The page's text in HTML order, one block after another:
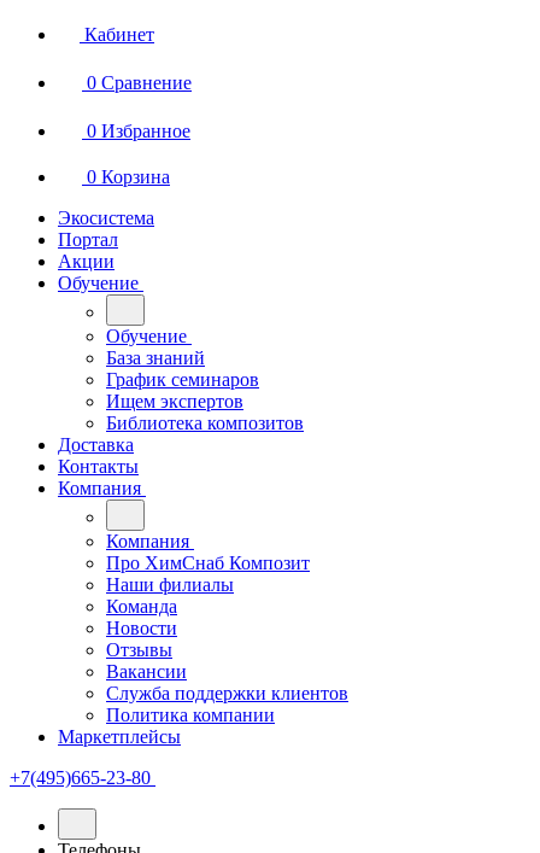
Кабинет
0 Сравнение
0 Избранное
0 Корзина
Экосистема
Портал
Акции
Обучение
Обучение
База знаний
График семинаров
Ищем экспертов
Библиотека композитов
Доставка
Контакты
Компания
Компания
Про ХимСнаб Композит
Наши филиалы
Команда
Новости
Отзывы
Вакансии
Служба поддержки клиентов
Политика компании
Маркетплейсы
+7(495)665-23-80